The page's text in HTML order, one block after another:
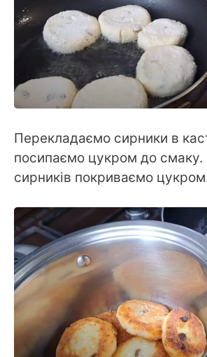
Перекладаємо сирники в
посипаємо цукром до
сирників покриваємо